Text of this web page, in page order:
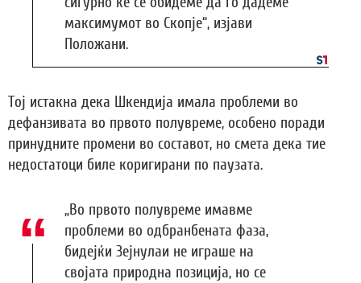
максимумот во Скопје“, изјави
Положани.
Тој истакна дека Шкендија имала проблеми во
дефанзивата во првото полувреме, особено поради
принудните промени во составот, но смета дека тие
недостатоци биле коригирани по паузата.
„Во првото полувреме имавме
проблеми во одбранбената фаза,
бидејќи Зејнулаи не играше на
својата природна позиција, но се